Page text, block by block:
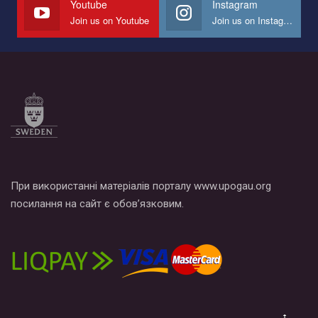
Все, что вам нужно сделать - это зайти на наш канал YouTube
Youtube
Join us on Youtube
Instagram
Join us on Instagram
При використанні матеріалів порталу www.upogau.org
посилання на сайт є обов’язковим.